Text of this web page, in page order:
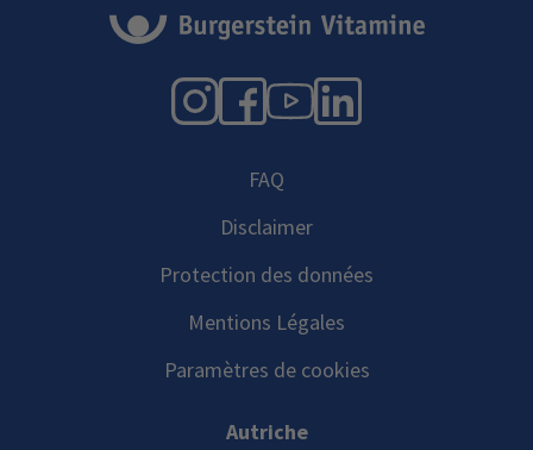
Instagram
Facebook
YouTube
LinkedIn
FAQ
Disclaimer
Protection des données
Mentions Légales
Paramètres de cookies
Autriche